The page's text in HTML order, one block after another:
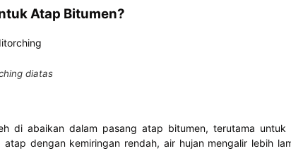
Atap Bitumen?
diatas
di abaikan dalam pasang atap bitumen, terutama untuk
dengan kemiringan rendah, air hujan mengalir lebih